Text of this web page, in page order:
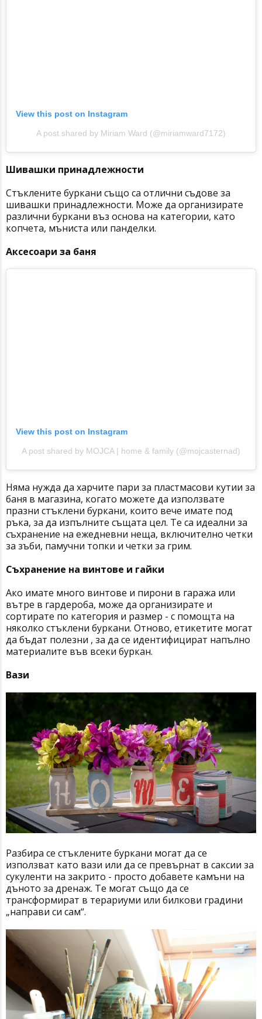
View this post on Instagram
A post shared by Miriam Ward (@miriamward7172)
Шивашки принадлежности
Стъклените буркани също са отлични съдове за
шивашки принадлежности. Може да организирате
различни буркани въз основа на категории, като
копчета, мъниста или панделки.
Аксесоари за баня
View this post on Instagram
A post shared by MOJCA | home & family (@mojcasternad)
Няма нужда да харчите пари за пластмасови кутии за
баня в магазина, когато можете да използвате
празни стъклени буркани, които вече имате под
ръка, за да изпълните същата цел. Те са идеални за
съхранение на ежедневни неща, включително четки
за зъби, памучни топки и четки за грим.
Съхранение на винтове и гайки
Ако имате много винтове и пирони в гаража или
вътре в гардероба, може да организирате и
сортирате по категория и размер - с помощта на
няколко стъклени буркани. Отново, етикетите могат
да бъдат полезни , за да се идентифицират напълно
материалите във всеки буркан.
Вази
Разбира се стъклените буркани могат да се
използват като вази или да се превърнат в саксии за
сукуленти на закрито - просто добавете камъни на
дъното за дренаж. Те могат също да се
трансформират в терариуми или билкови градини
„направи си сам“.